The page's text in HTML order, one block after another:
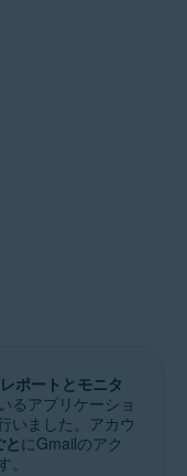
ポートとモニタ
るアプリケーショ
いました。アカウ
にGmailのアク